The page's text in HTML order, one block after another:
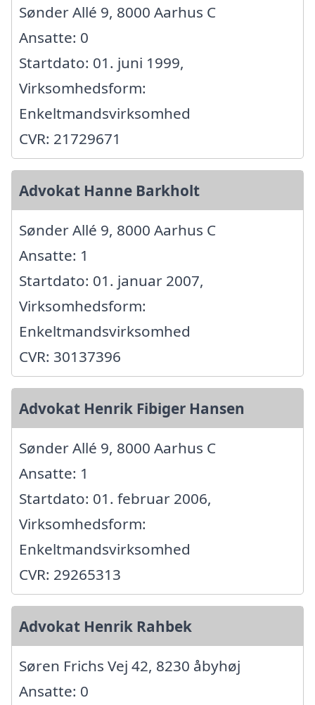
Sønder Allé 9, 8000 Aarhus C
Ansatte: 0
Startdato: 01. juni 1999,
Virksomhedsform:
Enkeltmandsvirksomhed
CVR: 21729671
Advokat Hanne Barkholt
Sønder Allé 9, 8000 Aarhus C
Ansatte: 1
Startdato: 01. januar 2007,
Virksomhedsform:
Enkeltmandsvirksomhed
CVR: 30137396
Advokat Henrik Fibiger Hansen
Sønder Allé 9, 8000 Aarhus C
Ansatte: 1
Startdato: 01. februar 2006,
Virksomhedsform:
Enkeltmandsvirksomhed
CVR: 29265313
Advokat Henrik Rahbek
Søren Frichs Vej 42, 8230 åbyhøj
Ansatte: 0